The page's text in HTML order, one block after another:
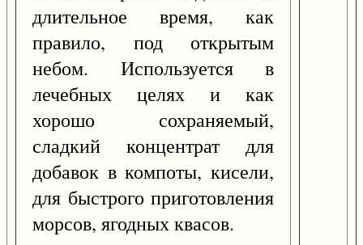
длительное время, как
правило, под открытым
небом. Используется в
лечебных целях и как
хорошо сохраняемый,
сладкий концентрат для
добавок в компоты, кисели,
для быстрого приготовления
морсов, ягодных квасов.